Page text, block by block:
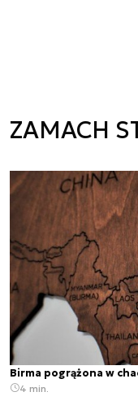
ZAMACH
Birma pogrążona w
4 min.